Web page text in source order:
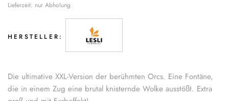
Lieferzeit: nur Abholung
HERSTELLER:
Die ultimative XXL-Version der berühmten Orcs. Eine Fontäne,
die in einem Zug eine brutal knisternde Wolke ausstößt. Extra